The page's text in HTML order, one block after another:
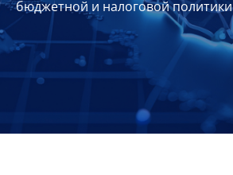
Планы
отчеты
Контакты
бюджетной и налоговой политики